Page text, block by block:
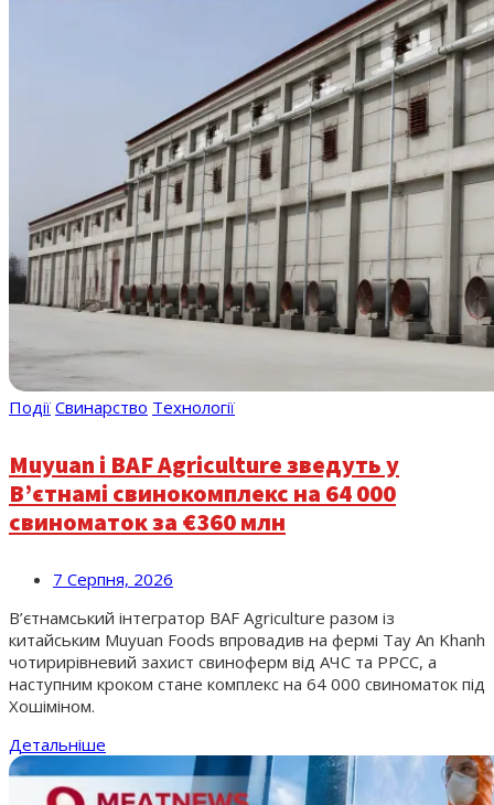
Події Свинарство Технології
Muyuan і BAF Agriculture зведуть у
В’єтнамі свинокомплекс на 64 000
свиноматок за €360 млн
7 Серпня, 2026
В’єтнамський інтегратор BAF Agriculture разом із
китайським Muyuan Foods впровадив на фермі Tay An Khanh
чотирирівневий захист свиноферм від АЧС та РРСС, а
наступним кроком стане комплекс на 64 000 свиноматок під
Хошіміном.
Детальніше